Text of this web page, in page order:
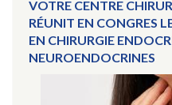
VOTRE CENTRE
RÉUNIT EN CONGRES
EN CHIRURGIE
NEUROENDOCRINES